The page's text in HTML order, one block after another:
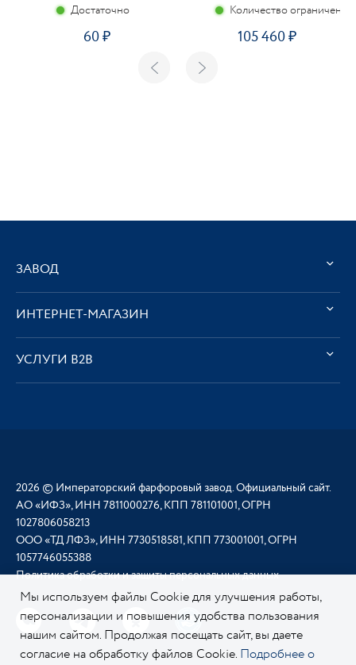
Достаточно
60
Количество ограничено
105 460
ЗАВОД
ИНТЕРНЕТ-МАГАЗИН
УСЛУГИ В2В
2026 © Императорский фарфоровый завод. Официальный сайт.
АО «ИФЗ», ИНН 7811000276, КПП 781101001, ОГРН
1027806058213
ООО «ТД ЛФЗ», ИНН 7730518581, КПП 773001001, ОГРН
1057746055388
Политика обработки и защиты персональных данных
Мы используем файлы Cookie для улучшения работы,
персонализации и повышения удобства пользования
нашим сайтом. Продолжая посещать сайт, вы даете
согласие на обработку файлов Cookie. Подробнее о